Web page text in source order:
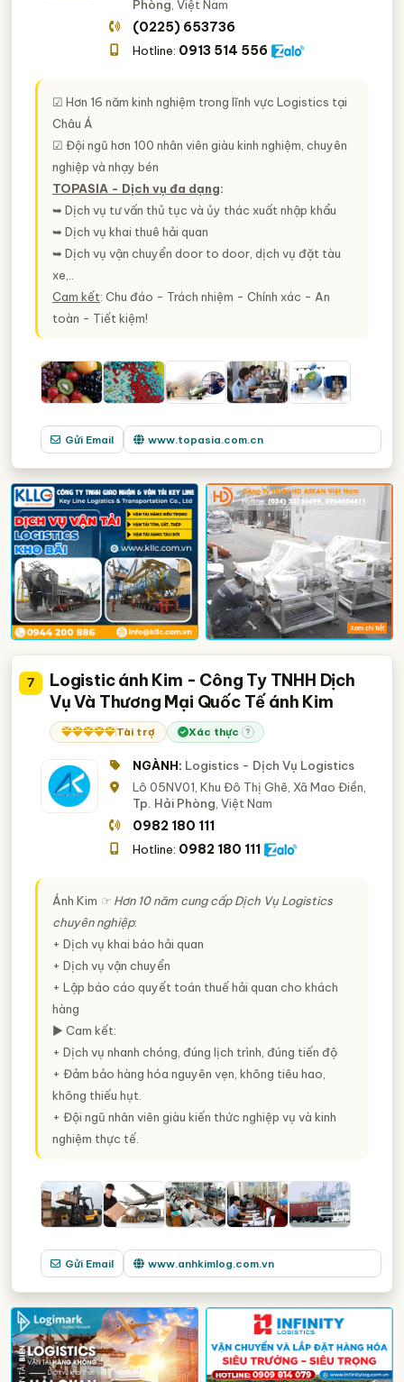
Phòng , Việt Nam
(0225) 653736
Hotline: 0913 514 556
☑ Hơn 16 năm kinh nghiệm trong lĩnh vực Logistics tại
Châu Á
☑ Đội ngũ hơn 100 nhân viên giàu kinh nghiệm, chuyên
nghiệp và nhạy bén
TOPASIA - Dịch vụ đa dạng:
➥ Dịch vụ tư vấn thủ tục và ủy thác xuất nhập khẩu
➥ Dịch vụ khai thuê hải quan
➥ Dịch vụ vận chuyển door to door, dịch vụ đặt tàu
xe,..
Cam kết: Chu đáo - Trách nhiệm - Chính xác - An
toàn - Tiết kiệm!
Gửi Email www.topasia.com.cn
7
Logistic ánh Kim - Công Ty TNHH Dịch
Vụ Và Thương Mại Quốc Tế ánh Kim
Tài trợ Xác thực ?
NGÀNH: Logistics - Dịch Vụ Logistics
Lô 05NV01, Khu Đô Thị Ghẽ, Xã Mao Điền,
Tp. Hải Phòng , Việt Nam
0982 180 111
Hotline: 0982 180 111
Ánh Kim ☞ Hơn 10 năm cung cấp Dịch Vụ Logistics
chuyên nghiệp:
+ Dịch vụ khai báo hải quan
+ Dịch vụ vận chuyển
+ Lập báo cáo quyết toán thuế hải quan cho khách
hàng
► Cam kết:
+ Dịch vụ nhanh chóng, đúng lịch trình, đúng tiến độ
+ Đảm bảo hàng hóa nguyên vẹn, không tiêu hao,
không thiếu hụt.
+ Đội ngũ nhân viên giàu kiến thức nghiệp vụ và kinh
nghiệm thực tế.
Gửi Email www.anhkimlog.com.vn